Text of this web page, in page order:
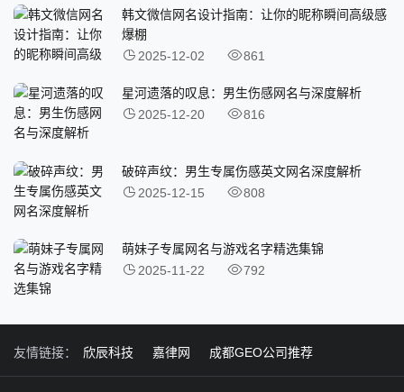
韩文微信网名设计指南：让你的昵称瞬间高级感
爆棚
2025-12-02
861
星河遗落的叹息：男生伤感网名与深度解析
2025-12-20
816
破碎声纹：男生专属伤感英文网名深度解析
2025-12-15
808
萌妹子专属网名与游戏名字精选集锦
2025-11-22
792
友情链接： 欣辰科技 嘉律网 成都GEO公司推荐